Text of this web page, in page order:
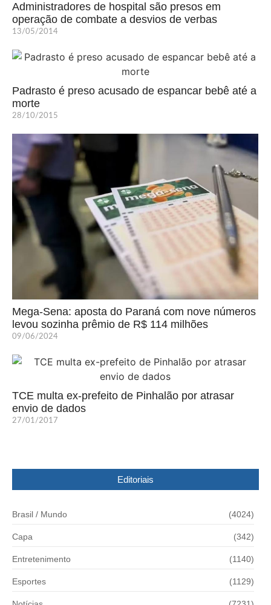
Administradores de hospital são presos em
operação de combate a desvios de verbas
13/05/2014
Padrasto é preso acusado de espancar bebê até a
morte
28/10/2015
Mega-Sena: aposta do Paraná com nove números
levou sozinha prêmio de R$ 114 milhões
09/06/2024
TCE multa ex-prefeito de Pinhalão por atrasar
envio de dados
27/01/2017
Editoriais
Brasil / Mundo (4024)
Capa (342)
Entretenimento (1140)
Esportes (1129)